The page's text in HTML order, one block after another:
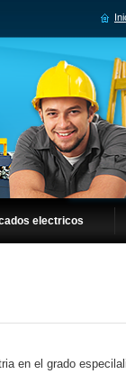
electricos
en el grado